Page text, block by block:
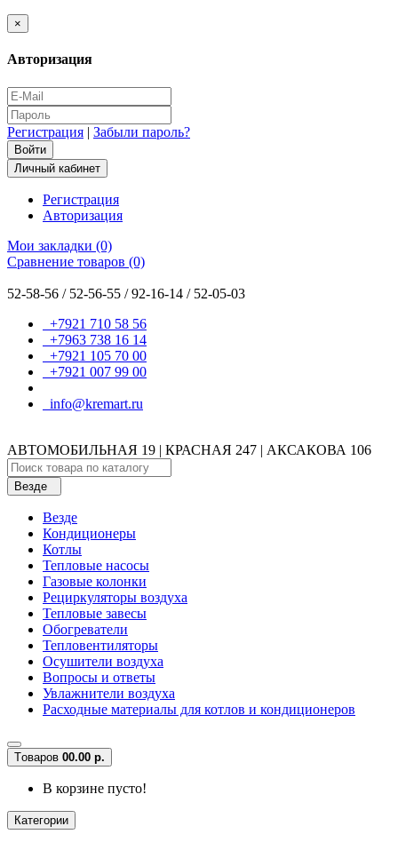
×
Авторизация
Регистрация | Забыли пароль?
Личный кабинет
Регистрация
Авторизация
Мои закладки (0)
Сравнение товаров (0)
52-58-56 / 52-56-55 / 92-16-14 / 52-05-03
+7921 710 58 56
+7963 738 16 14
+7921 105 70 00
+7921 007 99 00
info@kremart.ru
АВТОМОБИЛЬНАЯ 19 | КРАСНАЯ 247 | АКСАКОВА 106
Везде
Везде
Кондиционеры
Котлы
Тепловые насосы
Газовые колонки
Рециркуляторы воздуха
Тепловые завесы
Обогреватели
Тепловентиляторы
Осушители воздуха
Вопросы и ответы
Увлажнители воздуха
Расходные материалы для котлов и кондиционеров
Tоваров 00.00 р.
В корзине пусто!
Категории